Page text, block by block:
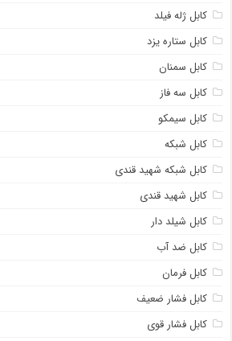
کابل ژله فیلد
کابل ستاره یزد
کابل سمنان
کابل سه فاز
کابل سیمکو
کابل شبکه
کابل شبکه شهید قندی
کابل شهید قندی
کابل شیلد دار
کابل ضد آب
کابل فرمان
کابل فشار ضعیف
کابل فشار قوی